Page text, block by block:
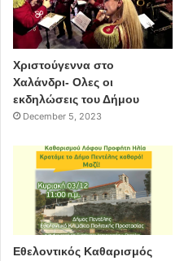
Χριστούγεννα στο
Χαλάνδρι- Ολες οι
εκδηλώσεις του Δήμου
December 5, 2023
Εθελοντικός Καθαρισμός